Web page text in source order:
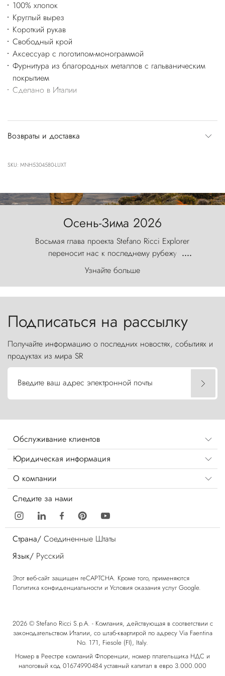
100% хлопок
Круглый вырез
Короткий рукав
Свободный крой
Аксессуар с логотипом-монограммой
Фурнитура из благородных металлов с гальваническим
покрытием
Сделано в Италии
Возвраты и доставка
SKU: MNH5304580-LUXT
Осень-Зима 2026
Восьмая глава проекта Stefano Ricci Explorer
переносит нас к последнему рубежу
первозданного мира, где ветер с
первобытной яростью ваяет ландшафт, а пики
Торрес-дель-Пайне, словно каменные стражи,
....
Узнайте больше
Подписаться на рассылку
Получайте информацию о последних новостях, событиях и
продуктах из мира SR
Введите ваш адрес электронной почты
Обслуживание клиентов
Юридическая информация
О компании
Следите за нами
Страна/ Соединенные Штаты
Язык/ Русский
Этот веб-сайт защищен reCAPTCHA. Кроме того, применяются
Политика конфиденциальности и Условия оказания услуг Google.
2026 © Stefano Ricci S.p.A. - Компания, действующая в соответствии с
законодательством Италии, со штаб-квартирой по адресу Via Faentina
No. 171, Fiesole (FI), Italy.
Номер в Реестре компаний Флоренции, номер плательщика НДС и
налоговый код 01674990484 уставный капитал в евро 3.000.000